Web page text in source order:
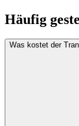
Häufig
Was kostet der